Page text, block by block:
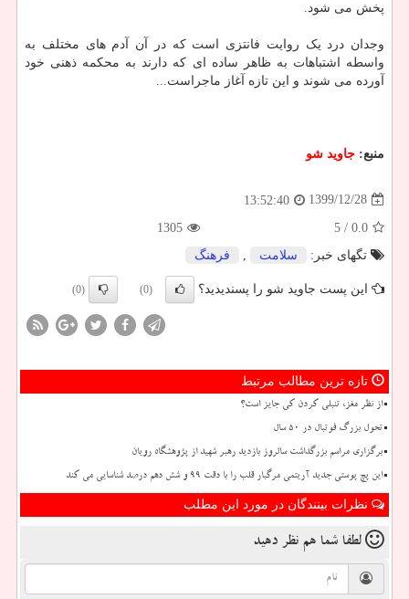
پخش می شود.
وجدان درد یک روایت فانتزی است که در آن آدم های مختلف به
واسطه اشتباهات به ظاهر ساده ای که دارند به محکمه ذهنی خود
آورده می شوند و این تازه آغاز ماجراست...
منبع: جاوید شو
1399/12/28
13:52:40
0.0
/ 5
1305
تگهای خبر:
سلامت , فرهنگ
این پست جاوید شو را پسندیدید؟ (0)
(0)
تازه ترین مطالب مرتبط
از نظر مغز، تنبلی کردن کی جایز است؟
تحول بزرگ فوتبال در ۵۰ سال
برگزاری مراسم بزرگداشت سالروز بازدید رهبر شهید از پژوهشگاه رویان
این پچ پوستی جدید آریتمی مرگبار قلب را با دقت ۹۹ و شش دهم درصد شناسایی می کند
نظرات بینندگان در مورد این مطلب
لطفا شما هم نظر دهید